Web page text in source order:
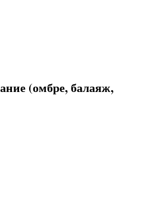
(омбре, балаяж,